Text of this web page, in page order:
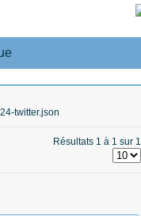
twitter.json
Résultats 1 à 1 sur 1